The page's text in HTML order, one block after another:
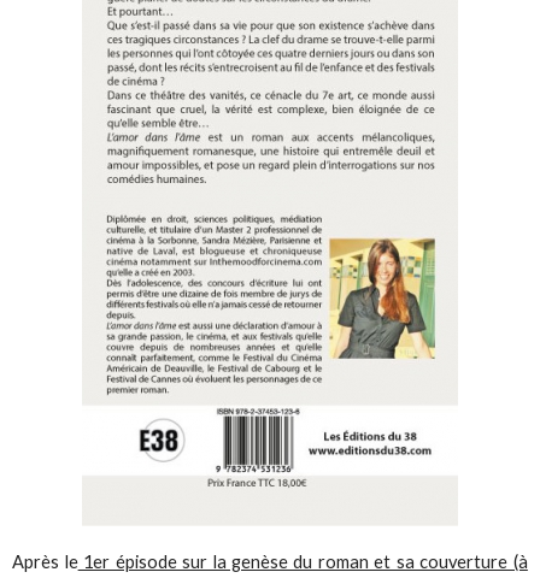
Après le1er épisode sur la genèse du roman et sa couverture (à